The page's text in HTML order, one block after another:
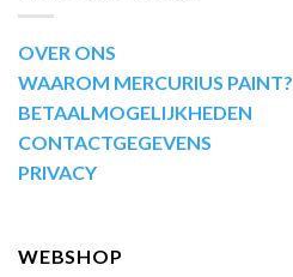
OVER ONS
WAAROM MERCURIUS PAINT?
BETAALMOGELIJKHEDEN
CONTACTGEGEVENS
PRIVACY
WEBSHOP